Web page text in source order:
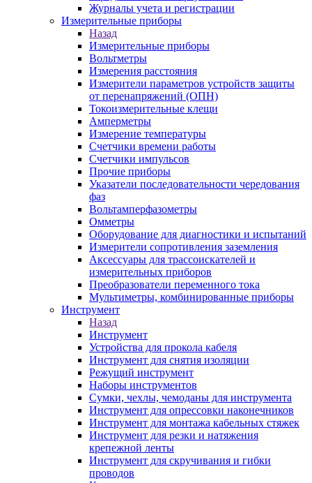
Журналы учета и регистрации
Измерительные приборы
Назад
Измерительные приборы
Вольтметры
Измерения расстояния
Измерители параметров устройств защиты
от перенапряжений (ОПН)
Токоизмерительные клещи
Амперметры
Измерение температуры
Счетчики времени работы
Счетчики импульсов
Прочие приборы
Указатели последовательности чередования
фаз
Вольтамперфазометры
Омметры
Оборудование для диагностики и испытаний
Измерители сопротивления заземления
Аксессуары для трассоискателей и
измерительных приборов
Преобразователи переменного тока
Мультиметры, комбинированные приборы
Инструмент
Назад
Инструмент
Устройства для прокола кабеля
Инструмент для снятия изоляции
Режущий инструмент
Наборы инструментов
Сумки, чехлы, чемоданы для инструмента
Инструмент для опрессовки наконечников
Инструмент для монтажа кабельных стяжек
Инструмент для резки и натяжения
крепежной ленты
Инструмент для скручивания и гибки
проводов